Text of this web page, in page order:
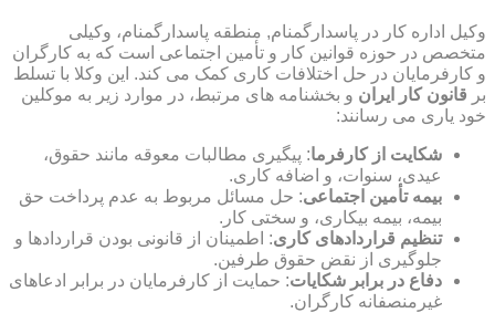
وکیل اداره کار در پاسدارگمنام, منطقه پاسدارگمنام، وکیلی
متخصص در حوزه قوانین کار و تأمین اجتماعی است که به کارگران
و کارفرمایان در حل اختلافات کاری کمک می کند. این وکلا با تسلط
بر قانون کار ایران و بخشنامه های مرتبط، در موارد زیر به موکلین
خود یاری می رسانند:
شکایت از کارفرما: پیگیری مطالبات معوقه مانند حقوق،
عیدی، سنوات، و اضافه کاری.
بیمه تأمین اجتماعی: حل مسائل مربوط به عدم پرداخت حق
بیمه، بیمه بیکاری، و سختی کار.
تنظیم قراردادهای کاری: اطمینان از قانونی بودن قراردادها و
جلوگیری از نقض حقوق طرفین.
دفاع در برابر شکایات: حمایت از کارفرمایان در برابر ادعاهای
غیرمنصفانه کارگران.